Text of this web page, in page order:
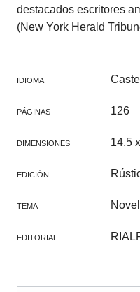
destacados escritores
(New York Herald
IDIOMA
PÁGINAS 126
DIMENSIONES 14,5
EDICIÓN
TEMA
EDITORIAL